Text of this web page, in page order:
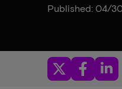
Published: 04/